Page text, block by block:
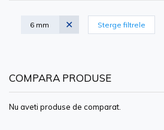
6 mm Sterge filtrele
COMPARA PRODUSE
Nu aveti produse de comparat.